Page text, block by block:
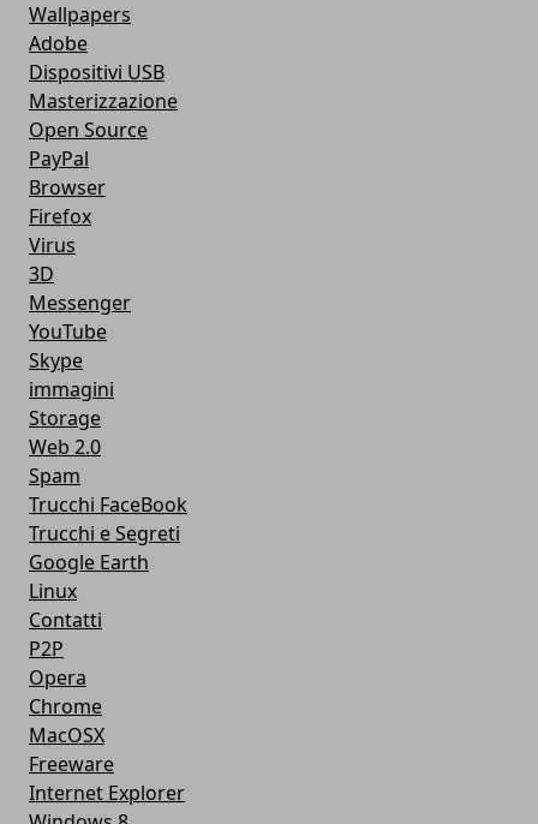
Wallpapers
Adobe
Dispositivi USB
Masterizzazione
Open Source
PayPal
Browser
Firefox
Virus
3D
Messenger
YouTube
Skype
immagini
Storage
Web 2.0
Spam
Trucchi FaceBook
Trucchi e Segreti
Google Earth
Linux
Contatti
P2P
Opera
Chrome
MacOSX
Freeware
Internet Explorer